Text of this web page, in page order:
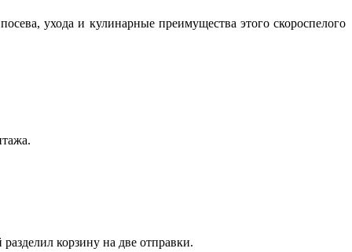
ухода и кулинарные преимущества этого скороспелого
корзину на две отправки.